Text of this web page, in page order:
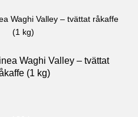
Waghi Valley – tvättat
(1 kg)